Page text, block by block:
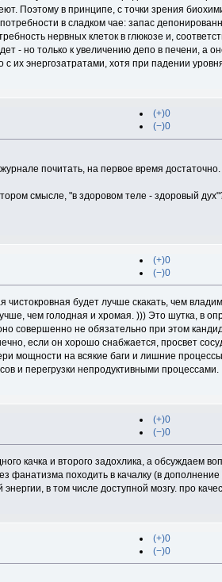
Поэтому в принципе, с точки зрения
в сладком чае: запас
нервных клеток в глюкозе и,
- но только к увеличению депо в печени, а
их энергозатратами, хотя при падении
(+)0
(−)0
почитать, на первое время
смысле, "в здоровом теле - здоровый
(+)0
(−)0
чистокровная будет лучше скакать, чем
чем голодная и хромая. ))) Это шутка, в
совершенно не обязательно при этом
если он хорошо снабжается, просвет
мощности на всякие баги и лишние
и перегрузки непродуктивными процессами.
(+)0
(−)0
качка и второго задохлика, а обсуждаем
фанатизма походить в качалку (в
в том числе доступной мозгу. про
(+)0
(−)0